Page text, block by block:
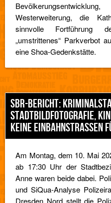
Westerweiterung, die
sinnvolle Fortführung
„umstrittenes“ Parkverbot
eine Shoa-Gedenkstätte.
SBR-BERICHT:
STADTBILDFOTOGRAFIE,
KEINE EINBAHNSTRASSEN
Am Montag, dem 10. Mai
ab 17:30 Uhr der
Anne waren beide dabei.
und SiQua-Analyse
Dresden Nord stellt die